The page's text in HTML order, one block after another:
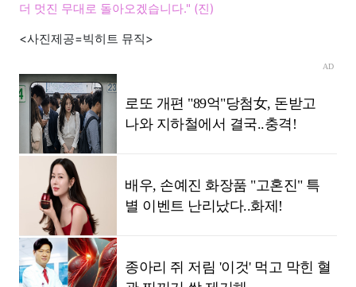
더 멋진 무대로 돌아오겠습니다." (진)
<사진제공=빅히트 뮤직>